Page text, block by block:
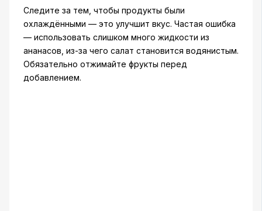
Следите за тем, чтобы продукты были
охлаждёнными — это улучшит вкус. Частая ошибка
— использовать слишком много жидкости из
ананасов, из-за чего салат становится водянистым.
Обязательно отжимайте фрукты перед
добавлением.